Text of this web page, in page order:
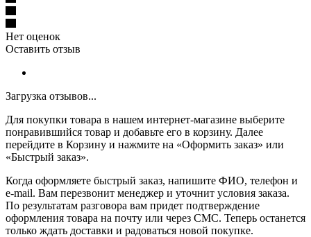
Нет оценок
Оставить отзыв
Загрузка отзывов...
Для покупки товара в нашем интернет-магазине выберите
понравившийся товар и добавьте его в корзину. Далее
перейдите в Корзину и нажмите на «Оформить заказ» или
«Быстрый заказ».
Когда оформляете быстрый заказ, напишите ФИО, телефон и
e-mail. Вам перезвонит менеджер и уточнит условия заказа.
По результатам разговора вам придет подтверждение
оформления товара на почту или через СМС. Теперь останется
только ждать доставки и радоваться новой покупке.